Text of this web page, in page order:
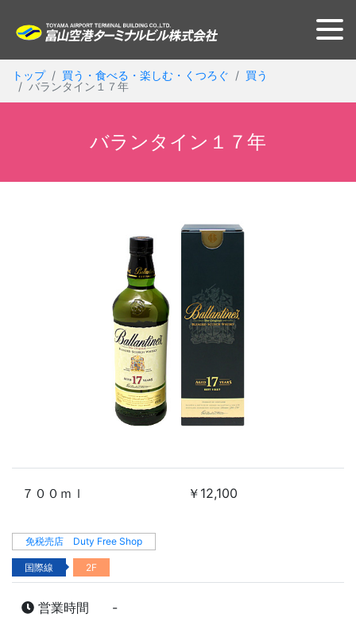
トップ 買う・食べる・楽しむ・くつろぐ
買う
バランタイン１７年
バランタイン１７年
７００ｍｌ ￥12,100
免税売店 Duty Free Shop
国際線 2F
営業時間
-